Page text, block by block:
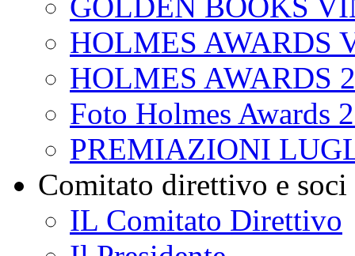
HOLMES AWARDS
HOLMES AWARDS
Foto Holmes Awards
PREMIAZIONI
Comitato direttivo e
IL Comitato Direttivo